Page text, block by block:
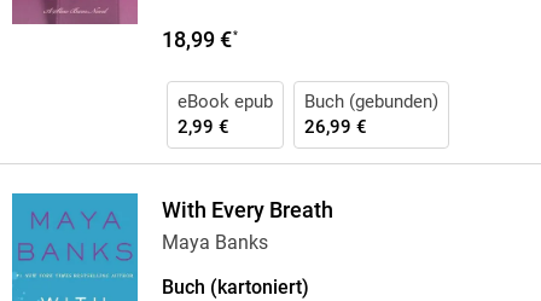
18,99 €*
eBook epub
2,99 €
Buch (gebunden)
26,99 €
With Every Breath
Maya Banks
Buch (kartoniert)